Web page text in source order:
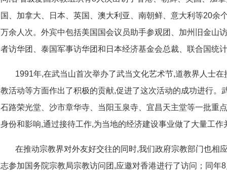
国、加拿大、日本、英国、澳大利亚、南朝鲜、意大利等20余
万余人次。外宾中包括美国国会议员助手参观团、加州旧金山
者访华团、泰国军事访华团和日本经济基金会总裁、联合国统
1991年,在武当山首次举办了武当文化艺术节,道教界人士
教活动等方面作出了积极的贡献,促进了这次活动的成功进行。
石路荣光堂、沙市章华寺、当阳玉泉寺、宜昌天主堂等一批重
身份和影响,通过接待工作,为当地的经济建设事业做了大量工作
在推动宗教界对外友好交往的同时,我们政府宗教部门也相
志参加国务院宗教局宗教访问团,应邀对香港进行了访问；同年